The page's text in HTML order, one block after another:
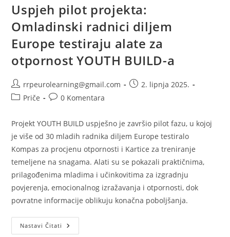
Uspjeh pilot projekta:
Omladinski radnici diljem
Europe testiraju alate za
otpornost YOUTH BUILD-a
Autor
objave:
rrpeurolearning@gmail.com
Objava2. lipnja 2025.
Kategorija
Priče
Komentari
0 Komentara
Projekt YOUTH BUILD uspješno je završio pilot fazu, u kojoj
je više od 30 mladih radnika diljem Europe testiralo
Kompas za procjenu otpornosti i Kartice za treniranje
temeljene na snagama. Alati su se pokazali praktičnima,
prilagođenima mladima i učinkovitima za izgradnju
povjerenja, emocionalnog izražavanja i otpornosti, dok
povratne informacije oblikuju konačna poboljšanja.
Nastavi Čitati Uspjeh
Pilot